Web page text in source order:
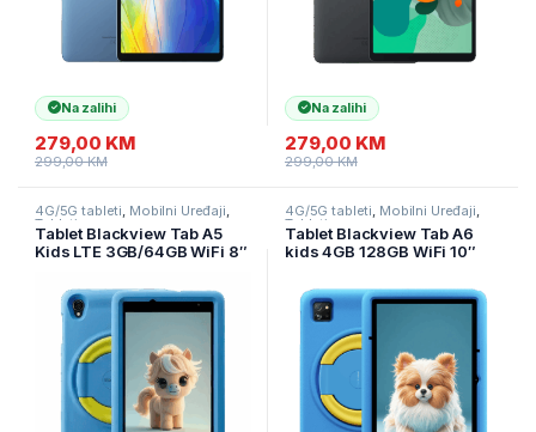
Na zalihi
279,00 KM
299,00KM
Na zalihi
279,00 KM
299,00KM
4G/5G tableti, Mobilni Uređaji,
Tableti
Tablet Blackview Tab A5
Kids LTE 3GB/64GB WiFi 8″
4G/5G tableti, Mobilni Uređaji,
Tableti
Tablet Blackview Tab A6
kids 4GB 128GB WiFi 10″